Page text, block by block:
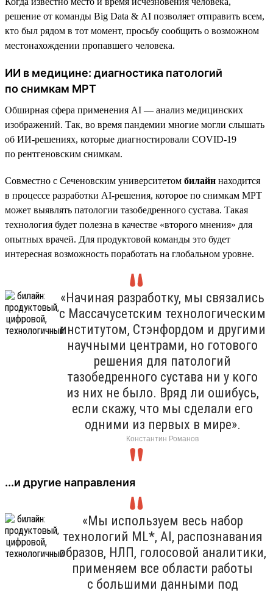
решение от команды Big Data & AI позволяет отправить всем,
кто был рядом в тот момент, просьбу сообщить о возможном
местонахождении пропавшего человека.
ИИ в медицине: диагностика патологий
по снимкам МРТ
Обширная сфера применения AI — анализ медицинских
изображений. Так, во время пандемии многие могли слышать
об ИИ-решениях, которые диагностировали COVID-19
по рентгеновским снимкам.
Совместно с Сеченовским университетом билайн находится
в процессе разработки AI-решения, которое по снимкам МРТ
может выявлять патологии тазобедренного сустава. Такая
технология будет полезна в качестве «второго мнения» для
опытных врачей. Для продуктовой команды это будет
интересная возможность поработать на глобальном уровне.
«Начиная разработку, мы связались
с Массачусетским технологическим
институтом, Стэнфордом и другими
научными центрами, но готового
решения для патологий
тазобедренного сустава ни у кого
из них не было. Вряд ли ошибусь,
если скажу, что мы сделали его
одними из первых в мире».
Константин Романов
...и другие направления
«Мы используем весь набор
технологий ML*, AI, распознавания
образов, НЛП, голосовой аналитики,
применяем все области работы
с большими данными под